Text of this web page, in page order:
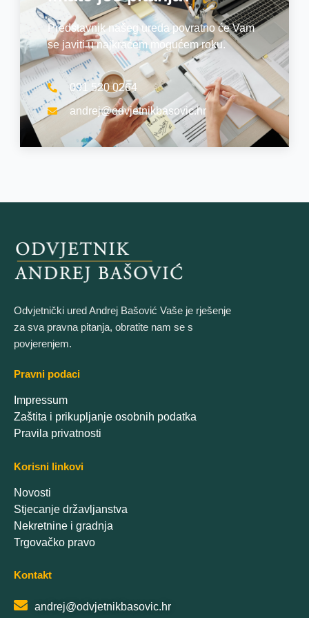
Predstavnik našeg ureda povratno će Vam
se javiti u najkraćem mogućem roku.
091 520 0264
andrej@odvjetnikbasovic.hr
Odvjetnički ured Andrej Bašović Vaše je rješenje
za sva pravna pitanja, obratite nam se s
povjerenjem.
Pravni podaci
Impressum
Zaštita i prikupljanje osobnih podatka
Pravila privatnosti
Korisni linkovi
Novosti
Stjecanje državljanstva
Nekretnine i gradnja
Trgovačko pravo
Kontakt
andrej@odvjetnikbasovic.hr